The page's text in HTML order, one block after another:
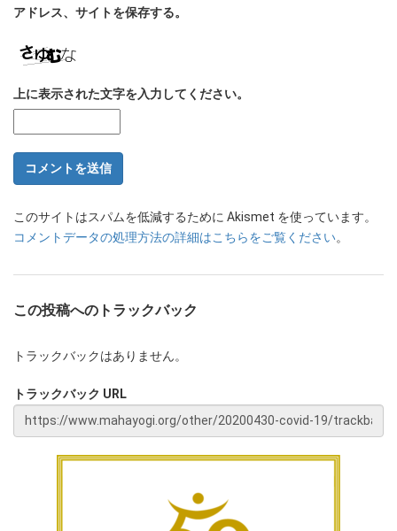
アドレス、サイトを保存する。
上に表示された文字を入力してください。
このサイトはスパムを低減するために Akismet を使っています。
コメントデータの処理方法の詳細はこちらをご覧ください。
この投稿へのトラックバック
トラックバックはありません。
トラックバック URL